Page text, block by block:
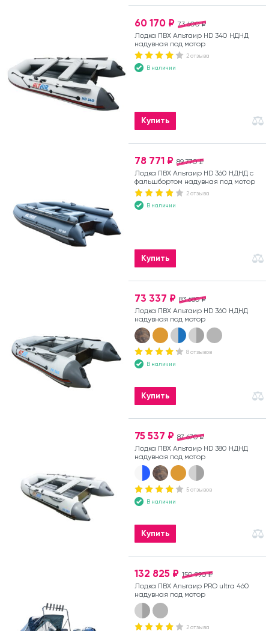
73 600 ₽
60 170 ₽
Лодка ПВХ Альтаир HD 340 НДНД
надувная под мотор
2 отзыва
В наличии
Купить
89 770 ₽
78 771 ₽
Лодка ПВХ Альтаир HD 360 НДНД с
фальшбортом надувная под мотор
2 отзыва
В наличии
Купить
83 680 ₽
73 337 ₽
Лодка ПВХ Альтаир HD 360 НДНД
надувная под мотор
8 отзывов
В наличии
Купить
87 670 ₽
75 537 ₽
Лодка ПВХ Альтаир HD 380 НДНД
надувная под мотор
5 отзывов
В наличии
Купить
150 990 ₽
132 825 ₽
Лодка ПВХ Альтаир PRO ultra 460
надувная под мотор
2 отзыва